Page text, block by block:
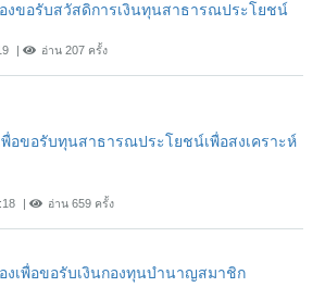
งขอรับสวัสดิการเงินทุนสาธารณประโยชน์
อ่าน 207 ครั้ง
อขอรับทุนสาธารณประโยชน์เพื่อสงเคราะห์
อ่าน 659 ครั้ง
งเพื่อขอรับเงินกองทุนบำนาญสมาชิก